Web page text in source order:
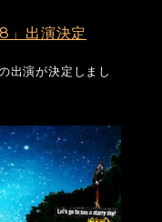
出演決定
演が決定しまし